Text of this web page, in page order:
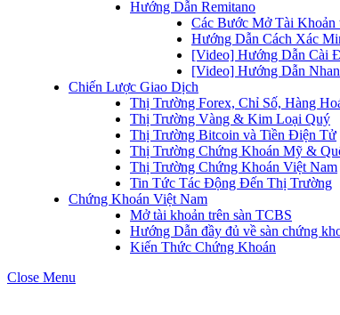
Hướng Dẫn Remitano
Các Bước Mở Tài Khoản
Hướng Dẫn Cách Xác
[Video] Hướng Dẫn Cài
[Video] Hướng Dẫn
Chiến Lược Giao Dịch
Thị Trường Forex, Chỉ Số, Hàng
Thị Trường Vàng & Kim Loại Quý
Thị Trường Bitcoin và Tiền Điện Tử
Thị Trường Chứng Khoán Mỹ &
Thị Trường Chứng Khoán Việt Nam
Tin Tức Tác Động Đến Thị Trường
Chứng Khoán Việt Nam
Mở tài khoản trên sàn TCBS
Hướng Dẫn đầy đủ về sàn chứng
Kiến Thức Chứng Khoán
Close Menu